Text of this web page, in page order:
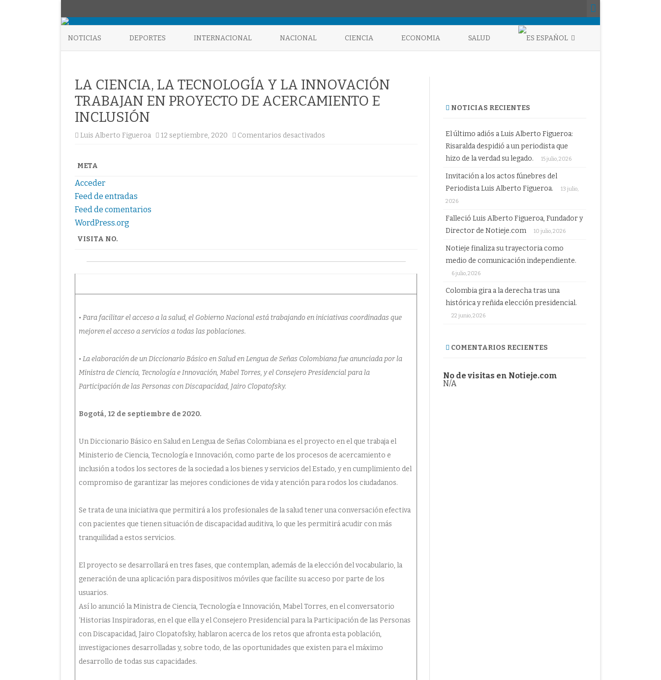
NOTICIAS DEPORTES INTERNACIONAL NACIONAL CIENCIA ECONOMIA SALUD ESPAÑOL
LA CIENCIA, LA TECNOLOGÍA Y LA INNOVACIÓN
TRABAJAN EN PROYECTO DE ACERCAMIENTO E
INCLUSIÓN
Luis Alberto Figueroa 12 septiembre, 2020 Comentarios desactivados
META
Acceder
Feed de entradas
Feed de comentarios
WordPress.org
VISITA NO.
• Para facilitar el acceso a la salud, el Gobierno Nacional está trabajando en iniciativas coordinadas que
mejoren el acceso a servicios a todas las poblaciones.
• La elaboración de un Diccionario Básico en Salud en Lengua de Señas Colombiana fue anunciada por la
Ministra de Ciencia, Tecnología e Innovación, Mabel Torres, y el Consejero Presidencial para la
Participación de las Personas con Discapacidad, Jairo Clopatofsky.
Bogotá, 12 de septiembre de 2020.
Un Diccionario Básico en Salud en Lengua de Señas Colombiana es el proyecto en el que trabaja el
Ministerio de Ciencia, Tecnología e Innovación, como parte de los procesos de acercamiento e
inclusión a todos los sectores de la sociedad a los bienes y servicios del Estado, y en cumplimiento del
compromiso de garantizar las mejores condiciones de vida y atención para rodos los ciudadanos.
Se trata de una iniciativa que permitirá a los profesionales de la salud tener una conversación efectiva
con pacientes que tienen situación de discapacidad auditiva, lo que les permitirá acudir con más
tranquilidad a estos servicios.
El proyecto se desarrollará en tres fases, que contemplan, además de la elección del vocabulario, la
generación de una aplicación para dispositivos móviles que facilite su acceso por parte de los
usuarios.
Así lo anunció la Ministra de Ciencia, Tecnología e Innovación, Mabel Torres, en el conversatorio
‘Historias Inspiradoras, en el que ella y el Consejero Presidencial para la Participación de las Personas
con Discapacidad, Jairo Clopatofsky, hablaron acerca de los retos que afronta esta población,
investigaciones desarrolladas y, sobre todo, de las oportunidades que existen para el máximo
desarrollo de todas sus capacidades.
NOTICIAS RECIENTES
El último adiós a Luis Alberto Figueroa:
Risaralda despidió a un periodista que
hizo de la verdad su legado.
15 julio, 2026
Invitación a los actos fúnebres del
Periodista Luis Alberto Figueroa.
13 julio,
2026
Falleció Luis Alberto Figueroa, Fundador y
Director de Notieje.com
10 julio, 2026
Notieje finaliza su trayectoria como
medio de comunicación independiente.
6 julio, 2026
Colombia gira a la derecha tras una
histórica y reñida elección presidencial.
22 junio, 2026
COMENTARIOS RECIENTES
No de visitas en Notieje.com
N/A